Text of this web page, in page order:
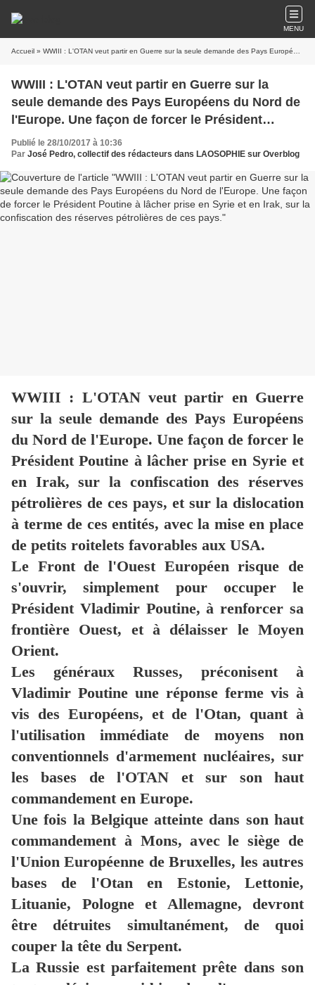
MENU
Accueil » WWIII : L'OTAN veut partir en Guerre sur la seule demande des Pays Européens du Nord de l'Europe. Une façon de forcer le Président Poutine à lâcher prise en Syrie et en Irak, sur la confiscation des réserves pétrolières de ces pays.
WWIII : L'OTAN veut partir en Guerre sur la
seule demande des Pays Européens du Nord de
l'Europe. Une façon de forcer le Président
Poutine à lâcher prise en Syrie et en Irak, sur la
confiscation des réserves pétrolières de ces
pays.
Publié le 28/10/2017 à 10:36
Par José Pedro, collectif des rédacteurs dans LAOSOPHIE sur Overblog
WWIII : L'OTAN veut partir en Guerre
sur la seule demande des Pays Européens
du Nord de l'Europe. Une façon de forcer le
Président Poutine à lâcher prise en Syrie et
en Irak, sur la confiscation des réserves
pétrolières de ces pays, et sur la dislocation
à terme de ces entités, avec la mise en place
de petits roitelets favorables aux USA.
Le Front de l'Ouest Européen risque de
s'ouvrir, simplement pour occuper le
Président Vladimir Poutine, à renforcer sa
frontière Ouest, et à délaisser le Moyen
Orient.
Les généraux Russes, préconisent à
Vladimir Poutine une réponse ferme vis à
vis des Européens, et de l'Otan, quant à
l'utilisation immédiate de moyens non
conventionnels d'armement nucléaires, sur
les bases de l'OTAN et sur son haut
commandement en Europe.
Une fois la Belgique atteinte dans son haut
commandement à Mons, avec le siège de
l'Union Européenne de Bruxelles, les autres
bases de l'Otan en Estonie, Lettonie,
Lituanie, Pologne et Allemagne, devront
être détruites simultanément, de quoi
couper la tête du Serpent.
La Russie est parfaitement prête dans son